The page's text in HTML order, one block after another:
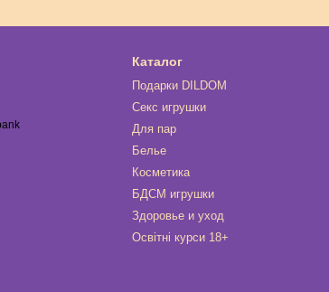
Каталог
Подарки DILDOM
Секс игрушки
Для пар
Белье
Косметика
БДСМ игрушки
Здоровье и уход
Освітні курси 18+